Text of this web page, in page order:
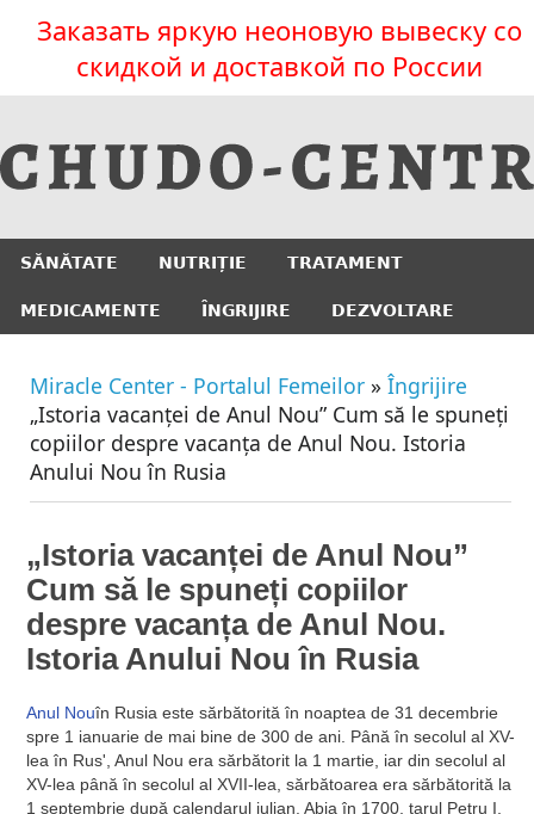
Заказать яркую неоновую вывеску со
скидкой и доставкой по России
SĂNĂTATE NUTRIȚIE TRATAMENT
MEDICAMENTE ÎNGRIJIRE DEZVOLTARE
Miracle Center - Portalul Femeilor » Îngrijire
„Istoria vacanței de Anul Nou” Cum să le spuneți
copiilor despre vacanța de Anul Nou. Istoria
Anului Nou în Rusia
„Istoria vacanței de Anul Nou”
Cum să le spuneți copiilor
despre vacanța de Anul Nou.
Istoria Anului Nou în Rusia
Anul Nouîn Rusia este sărbătorită în noaptea de 31 decembrie
spre 1 ianuarie de mai bine de 300 de ani. Până în secolul al XV-
lea în Rus', Anul Nou era sărbătorit la 1 martie, iar din secolul al
XV-lea până în secolul al XVII-lea, sărbătoarea era sărbătorită la
1 septembrie după calendarul iulian. Abia în 1700, țarul Petru I,